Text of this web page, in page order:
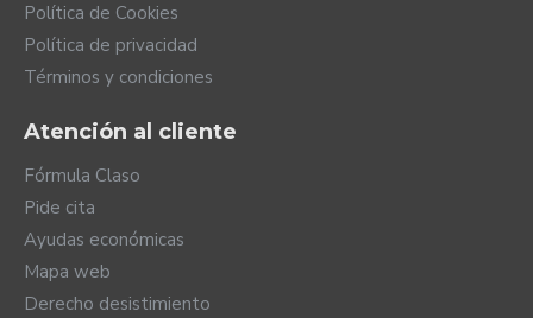
Política de Cookies
Política de privacidad
Términos y condiciones
Atención al cliente
Fórmula Claso
Pide cita
Ayudas económicas
Mapa web
Derecho desistimiento